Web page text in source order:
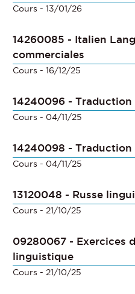
Cours - 13/01/26
14260085 - Italien
commerciales
Cours - 16/12/25
14240096 -
Cours - 04/11/25
14240098 -
Cours - 04/11/25
13120048 - Russe
Cours - 21/10/25
09280067 - Exercices
linguistique
Cours - 21/10/25